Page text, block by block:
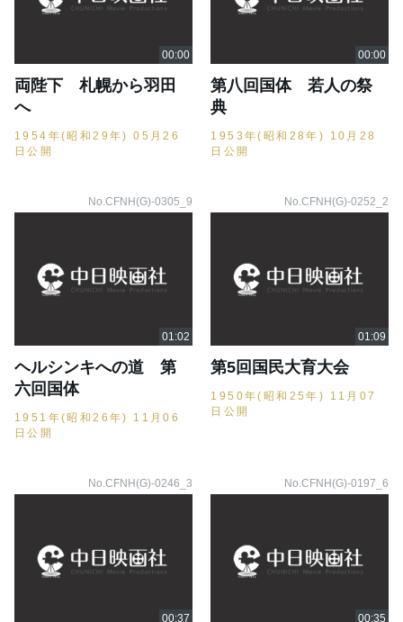
両陛下 札幌から羽田
へ
1954年(昭和29年) 05月26
日公開
第八回国体 若人の祭
典
1953年(昭和28年) 10月28
日公開
No.CFNH(G)-0305_9
ヘルシンキへの道 第
六回国体
1951年(昭和26年) 11月06
日公開
No.CFNH(G)-0252_2
第5回国民大育大会
1950年(昭和25年) 11月07
日公開
No.CFNH(G)-0246_3 No.CFNH(G)-0197_6